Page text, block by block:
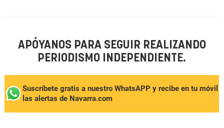
APÓYANOS PARA SEGUIR REALIZANDO
PERIODISMO INDEPENDIENTE.
Suscríbete gratis a nuestro WhatsAPP y recibe en tu móvil
las alertas de Navarra.com